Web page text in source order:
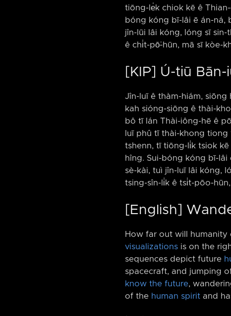
tiōng-le̍k chiok kē ê
bóng kóng bī-lâi ē án-ná,
jîn-lūi lâi kóng, lóng sī
ê chi̍t-pō͘-hūn, mā sī kòe-
[KIP] Ú-tiū
Jîn-luī ê thàm-hiám, siōng
kah sióng-siōng ê thài-
bô tī lán Thài-iông-hē ê
luī phû tī thài-khong
tshenn, tī tiōng-li̍k tsiok
hîng. Sui-bóng kóng bī-lâi
sè-kài, tuì jîn-luī lâi kóng,
tsing-sîn-li̍k ê tsi̍t-pōo-
[English]
How far out will humanity
visualizations is on the
sequences depict future
spacecraft, and jumping
know the future,
of the human spirit and